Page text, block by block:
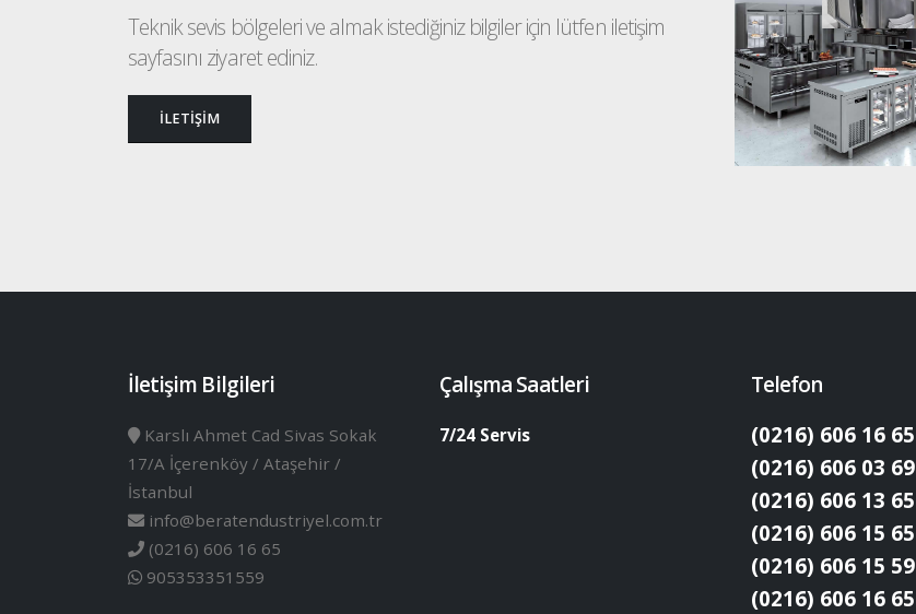
Teknik sevis bölgeleri ve almak istediğiniz bilgiler için lütfen iletişim
sayfasını ziyaret ediniz.
İLETİŞİM
İletişim Bilgileri
Karslı Ahmet Cad Sivas Sokak
17/A İçerenköy / Ataşehir /
İstanbul
info@beratendustriyel.com.tr
(0216) 606 16 65
905353351559
Çalışma Saatleri
7/24 Servis
Telefon
(0216) 606 16 65
(0216) 606 03 69
(0216) 606 13 65
(0216) 606 15 65
(0216) 606 15 59
(0216) 606 16 65